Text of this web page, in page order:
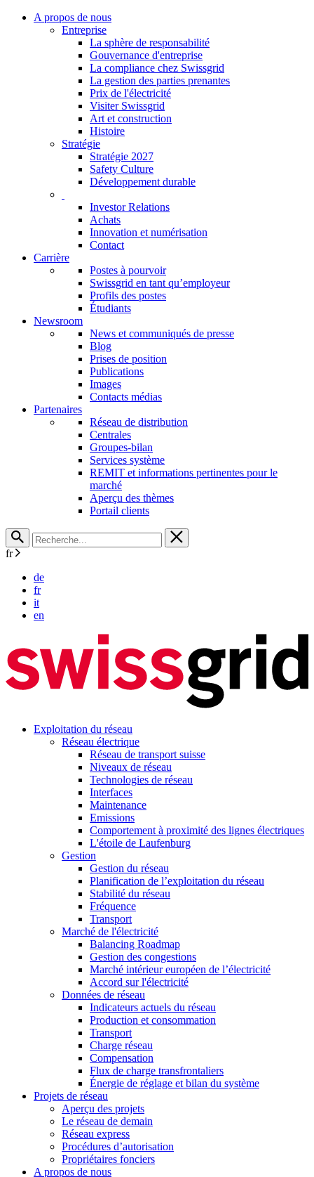
A propos de nous
Entreprise
La sphère de responsabilité
Gouvernance d'entreprise
La compliance chez Swissgrid
La gestion des parties prenantes
Prix de l'électricité
Visiter Swissgrid
Art et construction
Histoire
Stratégie
Stratégie 2027
Safety Culture
Développement durable
Investor Relations
Achats
Innovation et numérisation
Contact
Carrière
Postes à pourvoir
Swissgrid en tant qu’employeur
Profils des postes
Étudiants
Newsroom
News et communiqués de presse
Blog
Prises de position
Publications
Images
Contacts médias
Partenaires
Réseau de distribution
Centrales
Groupes-bilan
Services système
REMIT et informations pertinentes pour le
marché
Aperçu des thèmes
Portail clients
fr
de
fr
it
en
Exploitation du réseau
Réseau électrique
Réseau de transport suisse
Niveaux de réseau
Technologies de réseau
Interfaces
Maintenance
Emissions
Comportement à proximité des lignes électriques
L'étoile de Laufenburg
Gestion
Gestion du réseau
Planification de l’exploitation du réseau
Stabilité du réseau
Fréquence
Transport
Marché de l'électricité
Balancing Roadmap
Gestion des congestions
Marché intérieur européen de l’électricité
Accord sur l'électricité
Données de réseau
Indicateurs actuels du réseau
Production et consommation
Transport
Charge réseau
Compensation
Flux de charge transfrontaliers
Énergie de réglage et bilan du système
Projets de réseau
Aperçu des projets
Le réseau de demain
Réseau express
Procédures d’autorisation
Propriétaires fonciers
A propos de nous